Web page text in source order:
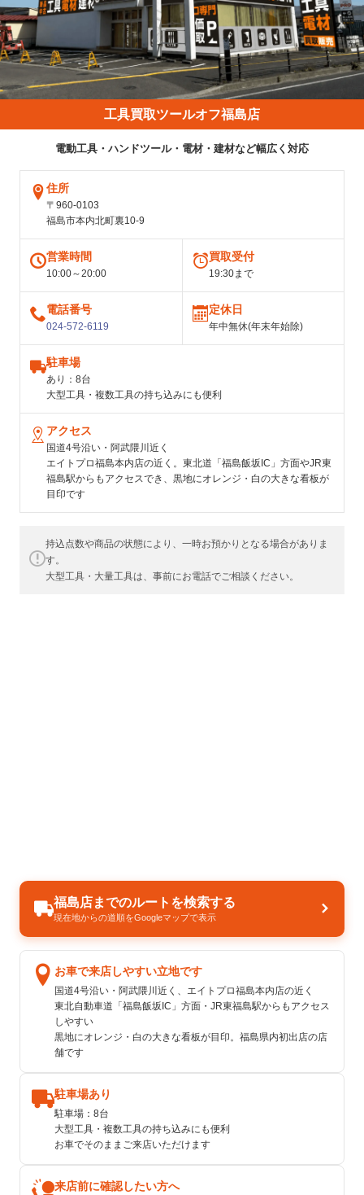
工具買取ツールオフ福島店
電動工具・ハンドツール・電材・建材など幅広く対応
住所
〒960-0103
福島市本内北町裏10-9
営業時間
10:00～20:00
買取受付
19:30まで
電話番号
024-572-6119
定休日
年中無休(年末年始除)
駐車場
あり：8台
大型工具・複数工具の持ち込みにも便利
アクセス
国道4号沿い・阿武隈川近く
エイトプロ福島本内店の近く。東北道「福島飯坂IC」方面やJR東
福島駅からもアクセスでき、黒地にオレンジ・白の大きな看板が
目印です
持込点数や商品の状態により、一時お預かりとなる場合がありま
す。
大型工具・大量工具は、事前にお電話でご相談ください。
福島店までのルートを検索する
現在地からの道順をGoogleマップで表示
お車で来店しやすい立地です
国道4号沿い・阿武隈川近く、エイトプロ福島本内店の近く
東北自動車道「福島飯坂IC」方面・JR東福島駅からもアクセス
しやすい
黒地にオレンジ・白の大きな看板が目印。福島県内初出店の店
舗です
駐車場あり
駐車場：8台
大型工具・複数工具の持ち込みにも便利
お車でそのままご来店いただけます
来店前に確認したい方へ